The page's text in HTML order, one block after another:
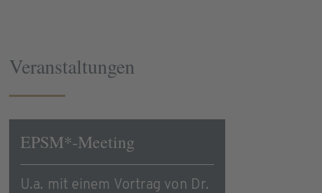
Veranstaltungen
EPSM*-Meeting
U.a. mit einem Vortrag von Dr.